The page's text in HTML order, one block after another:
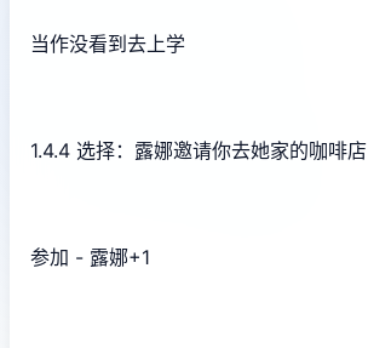
当作没看到去上学
1.4.4 选择：露娜邀请你去她家的咖啡店
参加 - 露娜+1